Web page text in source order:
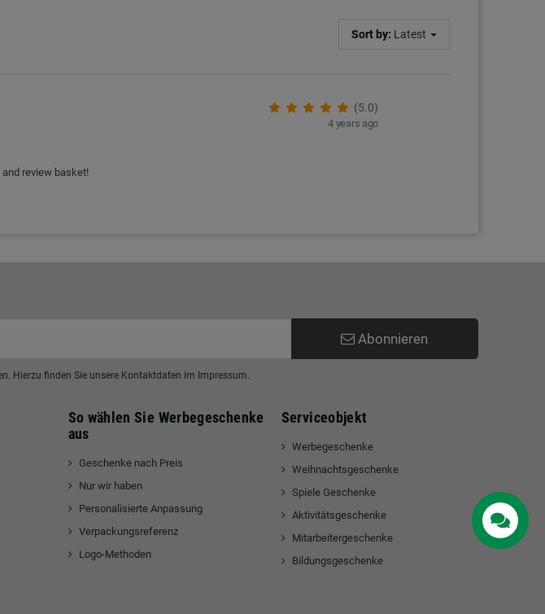
Sort by: Latest
(5.0)
4 years ago
review basket!
Abonnieren
Hierzu finden Sie unsere Kontaktdaten im Impressum.
So wählen Sie Werbegeschenke
aus
Geschenke nach Preis
Nur wir haben
Personalisierte Anpassung
Verpackungsreferenz
Logo-Methoden
Serviceobjekt
Werbegeschenke
Weihnachtsgeschenke
Spiele Geschenke
Aktivitätsgeschenke
Mitarbeitergeschenke
Bildungsgeschenke
Contact us